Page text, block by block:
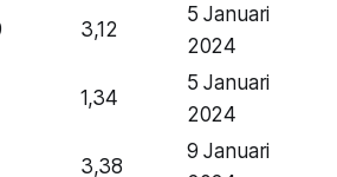
3,12
5 Januari
2024
1,34
5 Januari
2024
3,38
9 Januari